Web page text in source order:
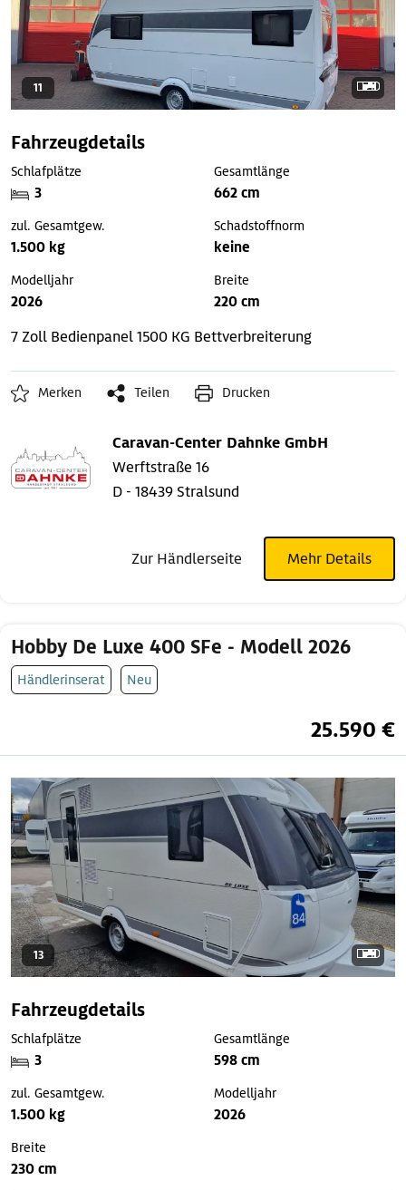
11
Fahrzeugdetails
Schlafplätze
3
Gesamtlänge
662 cm
zul. Gesamtgew.
1.500 kg
Schadstoffnorm
keine
Modelljahr
2026
Breite
220 cm
7 Zoll Bedienpanel1500 KG Bettverbreiterung
Merken Teilen Drucken
Caravan-Center Dahnke GmbH
Werftstraße 16
D - 18439 Stralsund
Zur Händlerseite Mehr Details
Hobby De Luxe 400 SFe - Modell 2026
Händlerinserat Neu
25.590 €
13
Fahrzeugdetails
Schlafplätze
3
Gesamtlänge
598 cm
zul. Gesamtgew.
1.500 kg
Modelljahr
2026
Breite
230 cm